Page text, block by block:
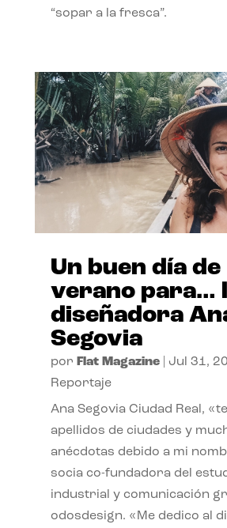
“sopar a la fresca”.
Un buen día de
verano para…
diseñadora
Segovia
por Flat Magazine| Jul 31,
Reportaje
Ana Segovia Ciudad Real,
apellidos de ciudades y
anécdotas debido a mi
socia co-fundadora del
industrial y comunicación
odosdesign. «Me dedico al